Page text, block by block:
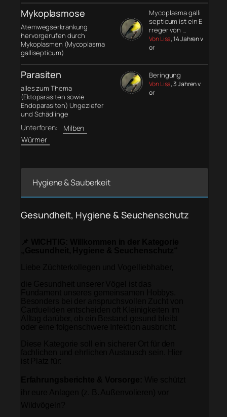
Mykoplasmose
Atemwegserkrankung
hervorgerufen durch
Mykoplasmen (Mycoplasma
gallisepticum)
Mycoplasma galli
septicum ist ein E
rreger von …
Von Lisa, 14 Jahren v
or
Parasiten
alles zum Thema
(Ektoparasiten sowie
Endoparasiten) Ungeziefer
und Schädlinge
Unterforen:
Milben
Würmer
Beringung
Von Lisa, 3 Jahren v
or
Hygiene & Sauberkeit
Gesundheit, Hygiene & Seuchenschutz